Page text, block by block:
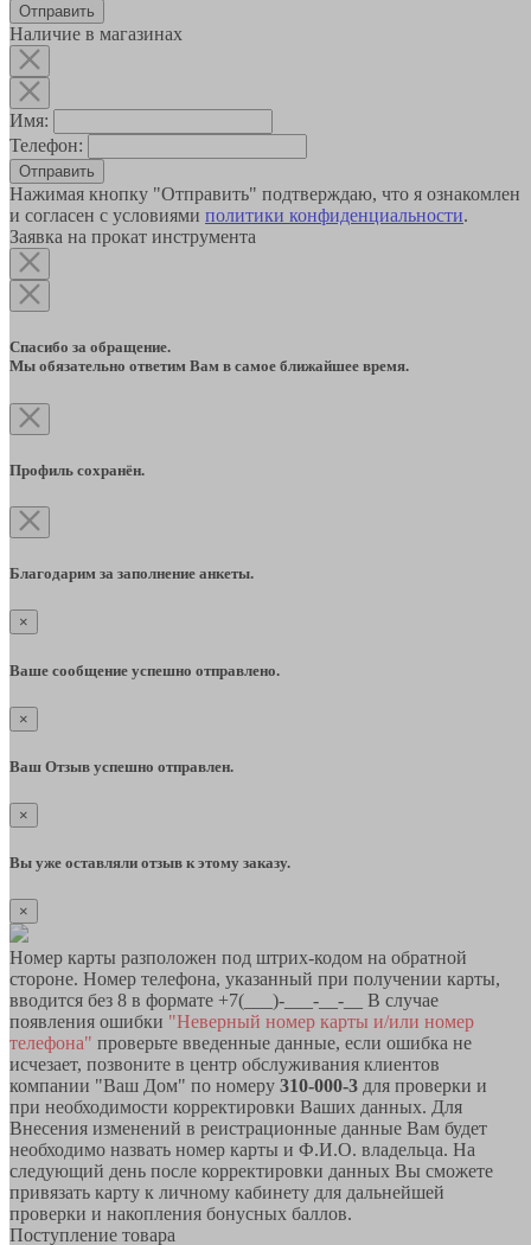
Наличие в магазинах
Имя:
Телефон:
Отправить
Нажимая кнопку "Отправить" подтверждаю, что я ознакомлен
и согласен с условиями политики конфиденциальности.
Заявка на прокат инструмента
Спасибо за обращение.
Мы обязательно ответим Вам в самое ближайшее время.
Профиль сохранён.
Благодарим за заполнение анкеты.
×
Ваше сообщение успешно отправлено.
×
Ваш Отзыв успешно отправлен.
×
Вы уже оставляли отзыв к этому заказу.
×
Номер карты разположен под штрих-кодом на обратной
стороне. Номер телефона, указанный при получении карты,
вводится без 8 в формате +7(___)-___-__-__ В случае
появления ошибки "Неверный номер карты и/или номер
телефона" проверьте введенные данные, если ошибка не
исчезает, позвоните в центр обслуживания клиентов
компании "Ваш Дом" по номеру 310-000-3 для проверки и
при необходимости корректировки Ваших данных. Для
Внесения изменений в реистрационные данные Вам будет
необходимо назвать номер карты и Ф.И.О. владельца. На
следующий день после корректировки данных Вы сможете
привязать карту к личному кабинету для дальнейшей
проверки и накопления бонусных баллов.
Поступление товара